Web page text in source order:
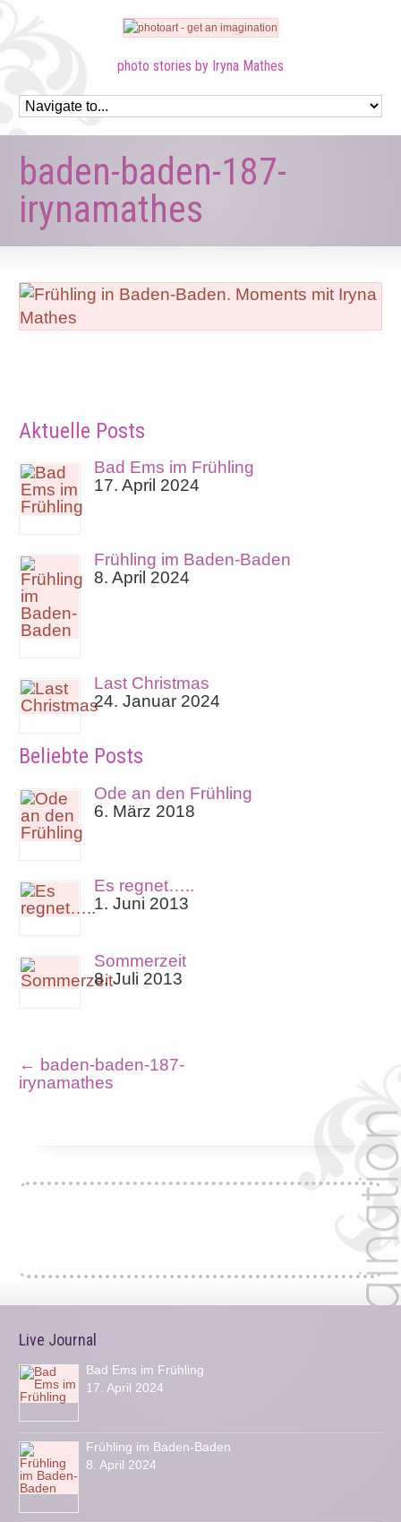
photo stories by Iryna Mathes
baden-baden-187-
irynamathes
Aktuelle Posts
Bad Ems im Frühling
17. April 2024
Frühling im Baden-Baden
8. April 2024
Last Christmas
24. Januar 2024
Beliebte Posts
Ode an den Frühling
6. März 2018
Es regnet…..
1. Juni 2013
Sommerzeit
8. Juli 2013
← baden-baden-187-
irynamathes
Live Journal
Bad Ems im Frühling
17. April 2024
Frühling im Baden-Baden
8. April 2024